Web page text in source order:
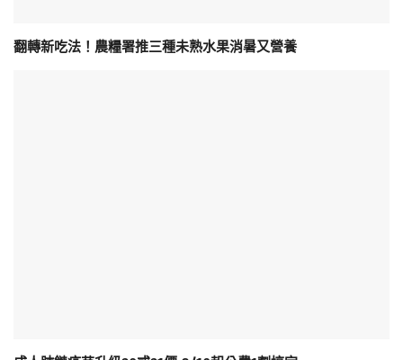
翻轉新吃法！農糧署推三種未熟水果消暑又營養